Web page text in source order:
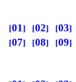
01 02 03
07
08 09